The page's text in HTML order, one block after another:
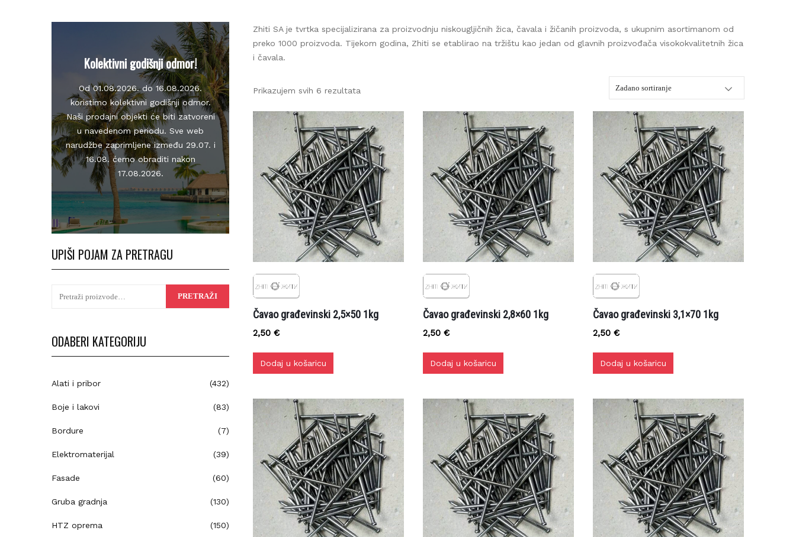
Zhiti SA je tvrtka specijalizirana za proizvodnju niskougljičnih žica, čavala i žičanih proizvoda, s ukupnim asortimanom od
preko 1000 proizvoda. Tijekom godina, Zhiti se etablirao na tržištu kao jedan od glavnih proizvođača visokokvalitetnih žica
i čavala.
Prikazujem svih 6 rezultata
Čavao građevinski 2,5×50 1kg
2,50€
Dodaj u košaricu
Čavao građevinski 2,8×60 1kg
2,50€
Dodaj u košaricu
Čavao građevinski 3,1×70 1kg
2,50€
Dodaj u košaricu
Kolektivni godišnji odmor!
Od 01.08.2026. do 16.08.2026.
koristimo kolektivni godišnji odmor.
Naši prodajni objekti će biti zatvoreni
u navedenom periodu. Sve web
narudžbe zaprimljene između 29.07. i
16.08. ćemo obraditi nakon
17.08.2026.
UPIŠI POJAM ZA PRETRAGU
PRETRAŽI
ODABERI KATEGORIJU
Alati i pribor (432)
Boje i lakovi (83)
Bordure (7)
Elektromaterijal (39)
Fasade (60)
Gruba gradnja (130)
HTZ oprema (150)